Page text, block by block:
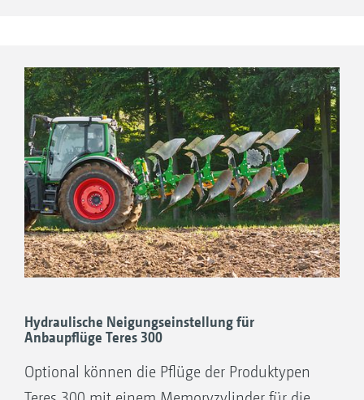
Walterscheid-Klemmfangprofilen.
1. Kat. 3N mit zylindrischen Bolzen
2. Kat. 3 mit zylindrischen Bolzen
3. Kat. 4N mit zylindrischen Bolzen
4. Kat. 3 mit integrierten Kugeln
Hydraulische Neigungseinstellung für
Anbaupflüge Teres 300
Optional können die Pflüge der Produktypen